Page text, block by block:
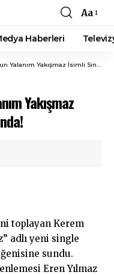
Font
Resizer
Aa
Haberleri
Yakışmaz İsimli Single Çalışması Yayında!
Yakışmaz
toplayan Kerem
adlı yeni single
sundu.
Eren Yılmaz